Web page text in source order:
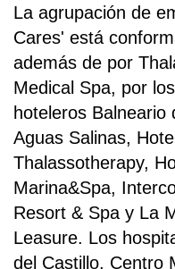
La agrupación de
Cares' está
además de por
Medical Spa, por
hoteleros Balneario
Aguas Salinas,
Thalassotherapy,
Marina&Spa,
Resort & Spa y La
Leasure. Los
del Castillo, Centro